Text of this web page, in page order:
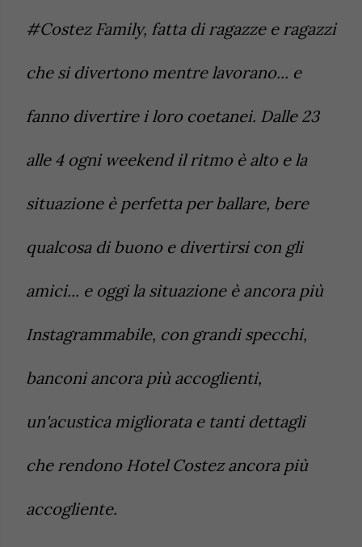
#Costez Family, fatta di ragazze e ragazzi
che si divertono mentre lavorano... e
fanno divertire i loro coetanei. Dalle 23
alle 4 ogni weekend il ritmo è alto e la
situazione è perfetta per ballare, bere
qualcosa di buono e divertirsi con gli
amici... e oggi la situazione è ancora più
Instagrammabile, con grandi specchi,
banconi ancora più accoglienti,
un'acustica migliorata e tanti dettagli
che rendono Hotel Costez ancora più
accogliente.